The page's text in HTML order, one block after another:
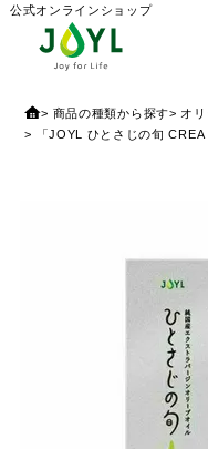
公式オンラインショップ
商品の種類から探す
オ
「JOYL ひとさじの旬